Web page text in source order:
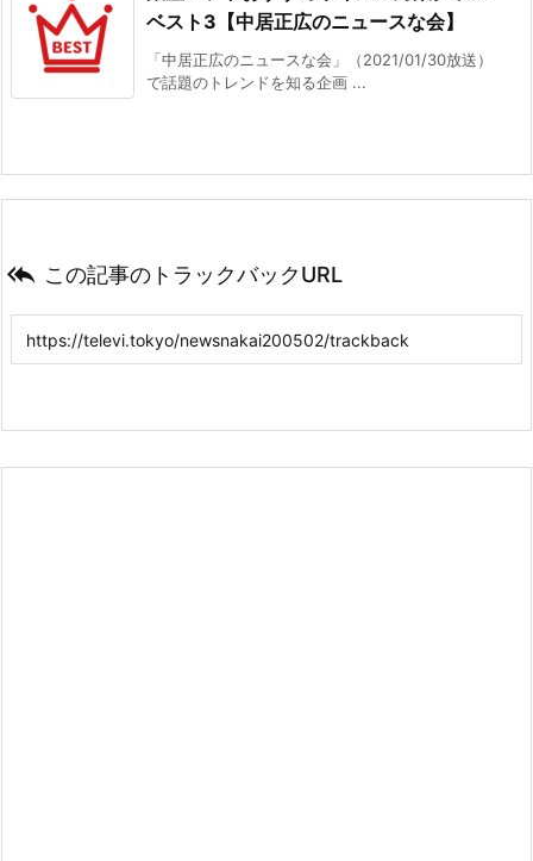
ベスト3【中居正広のニュースな会】
「中居正広のニュースな会」（2021/01/30放送）
で話題のトレンドを知る企画 ...
 この記事のトラックバックURL